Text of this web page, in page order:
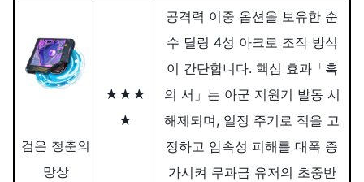
검은 청춘의
망상
★★★
★
공격력 이중 옵션을 보유한 순
수 딜링 4성 아크로 조작 방식
이 간단합니다. 핵심 효과「흑
의 서」는 아군 지원기 발동 시
해제되며, 일정 주기로 적을 고
정하고 암속성 피해를 대폭 증
가시켜 무과금 유저의 초중반